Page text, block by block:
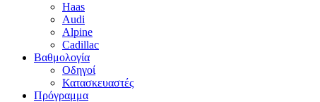
Haas
Audi
Alpine
Cadillac
Βαθμολογία
Οδηγοί
Κατασκευαστές
Πρόγραμμα